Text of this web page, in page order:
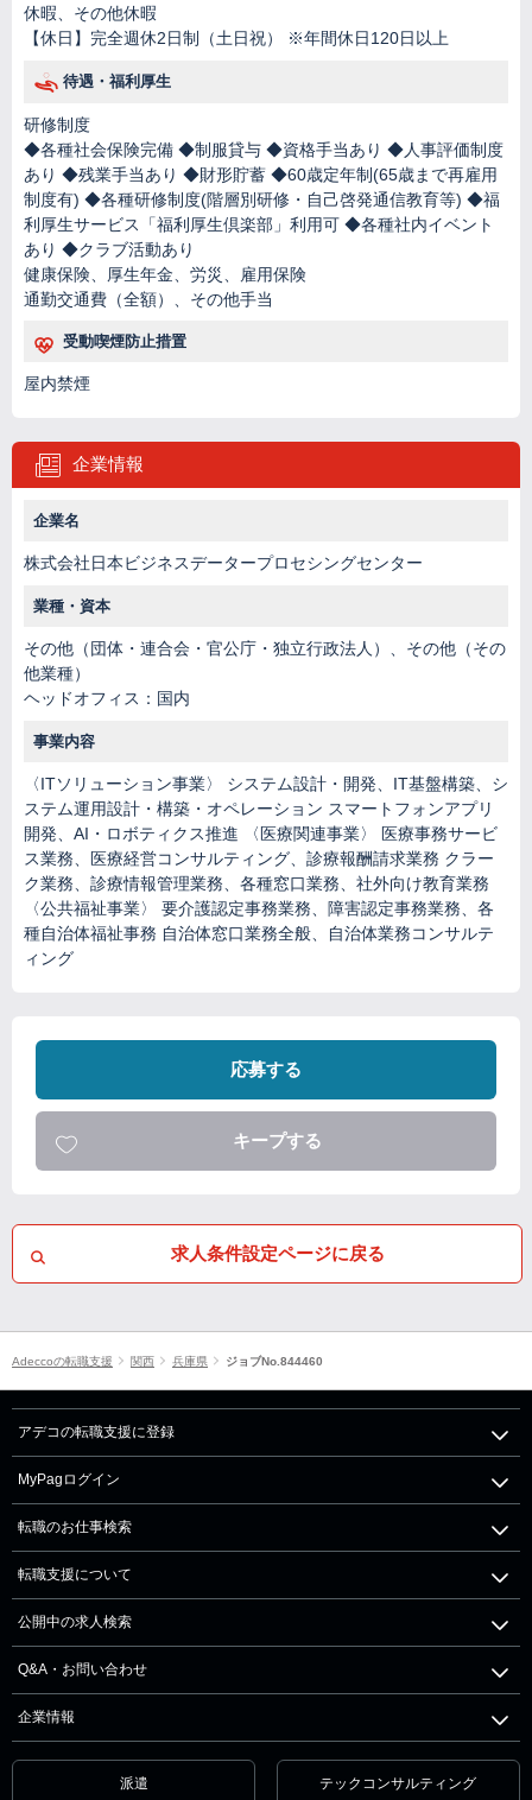
休暇、その他休暇
【休日】完全週休2日制（土日祝） ※年間休日120日以上
待遇・福利厚生
研修制度
◆各種社会保険完備 ◆制服貸与 ◆資格手当あり ◆人事評価制度
あり ◆残業手当あり ◆財形貯蓄 ◆60歳定年制(65歳まで再雇用
制度有) ◆各種研修制度(階層別研修・自己啓発通信教育等) ◆福
利厚生サービス「福利厚生倶楽部」利用可 ◆各種社内イベント
あり ◆クラブ活動あり
健康保険、厚生年金、労災、雇用保険
通勤交通費（全額）、その他手当
受動喫煙防止措置
屋内禁煙
企業情報
企業名
株式会社日本ビジネスデータープロセシングセンター
業種・資本
その他（団体・連合会・官公庁・独立行政法人）、その他（その
他業種）
ヘッドオフィス：国内
事業内容
〈ITソリューション事業〉 システム設計・開発、IT基盤構築、シ
ステム運用設計・構築・オペレーション スマートフォンアプリ
開発、AI・ロボティクス推進 〈医療関連事業〉 医療事務サービ
ス業務、医療経営コンサルティング、診療報酬請求業務 クラー
ク業務、診療情報管理業務、各種窓口業務、社外向け教育業務
〈公共福祉事業〉 要介護認定事務業務、障害認定事務業務、各
種自治体福祉事務 自治体窓口業務全般、自治体業務コンサルテ
ィング
応募する
キープする
求人条件設定ページに戻る
Adeccoの転職支援 関西 兵庫県 ジョブNo.844460
アデコの転職支援に登録
MyPagログイン
転職のお仕事検索
転職支援について
公開中の求人検索
Q&A・お問い合わせ
企業情報
派遣 テックコンサルティング